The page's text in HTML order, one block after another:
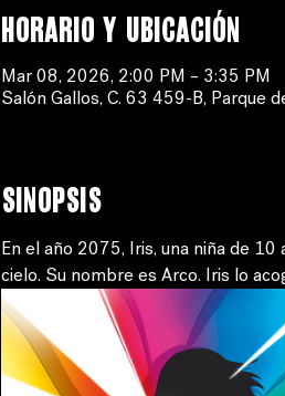
Horario y ubicación
Mar 08, 2026, 2:00 PM – 3:35 PM
Salón Gallos, C. 63 459-B, Parque
Sinopsis
En el año 2075, Iris, una niña de
cielo. Su nombre es Arco. Iris lo